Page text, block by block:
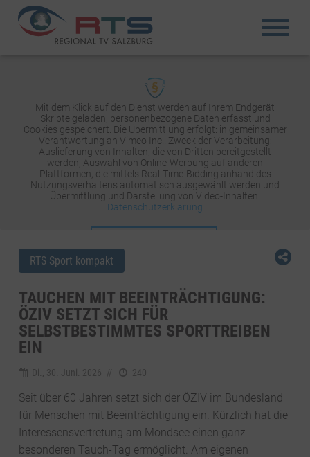
Mit dem Klick auf den Dienst werden auf Ihrem Endgerät
Skripte geladen, personenbezogene Daten erfasst und
Cookies gespeichert. Die Übermittlung erfolgt: in gemeinsamer
Verantwortung an Vimeo Inc.. Zweck der Verarbeitung:
Auslieferung von Inhalten, die von Dritten bereitgestellt
werden, Auswahl von Online-Werbung auf anderen
Plattformen, die mittels Real-Time-Bidding anhand des
Nutzungsverhaltens automatisch ausgewählt werden und
Übermittlung und Darstellung von Video-Inhalten.
Datenschutzerklärung
RTS Sport kompakt
TAUCHEN MIT BEEINTRÄCHTIGUNG:
ÖZIV SETZT SICH FÜR
SELBSTBESTIMMTES SPORTTREIBEN
EIN
Di., 30. Juni. 2026 240
Seit über 60 Jahren setzt sich der ÖZIV im Bundesland
für Menschen mit Beeinträchtigung ein. Kürzlich hat die
Interessensvertretung am Mondsee einen ganz
besonderen Tauch-Tag ermöglicht. Am eigenen